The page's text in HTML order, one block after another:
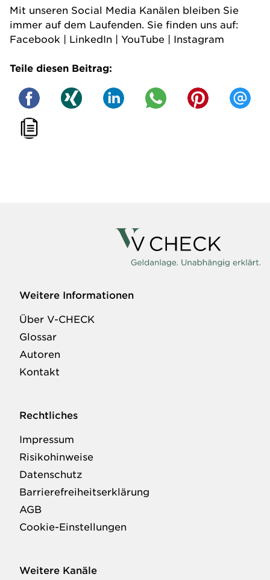
Mit unseren Social Media Kanälen bleiben Sie
immer auf dem Laufenden. Sie finden uns auf:
Facebook | LinkedIn | YouTube | Instagram
Teile diesen Beitrag:
Weitere Informationen
Über V-CHECK
Glossar
Autoren
Kontakt
Rechtliches
Impressum
Risikohinweise
Datenschutz
Barrierefreiheitserklärung
AGB
Cookie-Einstellungen
Weitere Kanäle